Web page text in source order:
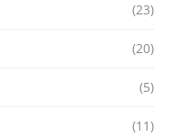
(23)
(20)
(5)
(11)